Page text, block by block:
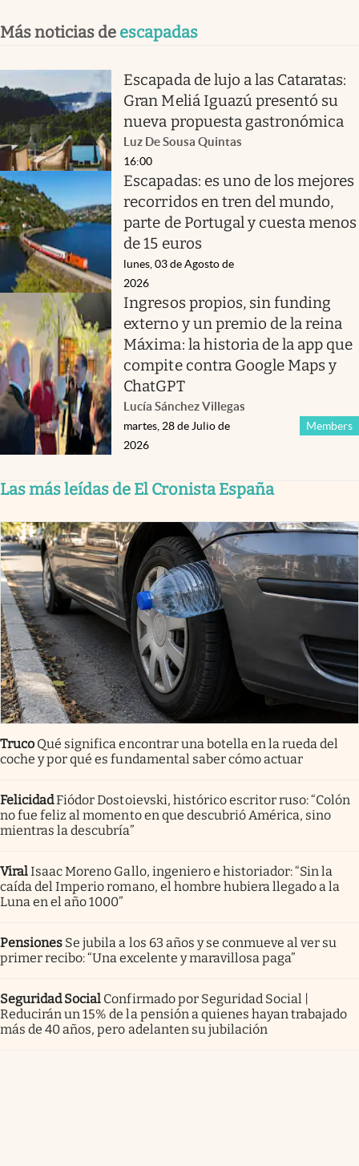
Más noticias de escapadas
Escapada de lujo a las Cataratas:
Gran Meliá Iguazú presentó su
nueva propuesta gastronómica
Luz De Sousa Quintas
16:00
Escapadas: es uno de los mejores
recorridos en tren del mundo,
parte de Portugal y cuesta menos
de 15 euros
lunes, 03 de Agosto de
2026
Ingresos propios, sin funding
externo y un premio de la reina
Máxima: la historia de la app que
compite contra Google Maps y
ChatGPT
Lucía Sánchez Villegas
Members
martes, 28 de Julio de
2026
Las más leídas de El Cronista España
Truco Qué significa encontrar una botella en la rueda del
coche y por qué es fundamental saber cómo actuar
FelicidadFiódor Dostoievski, histórico escritor ruso: “Colón
no fue feliz al momento en que descubrió América, sino
mientras la descubría”
ViralIsaac Moreno Gallo, ingeniero e historiador: “Sin la
caída del Imperio romano, el hombre hubiera llegado a la
Luna en el año 1000”
Pensiones Se jubila a los 63 años y se conmueve al ver su
primer recibo: “Una excelente y maravillosa paga”
Seguridad Social Confirmado por Seguridad Social |
Reducirán un 15% de la pensión a quienes hayan trabajado
más de 40 años, pero adelanten su jubilación